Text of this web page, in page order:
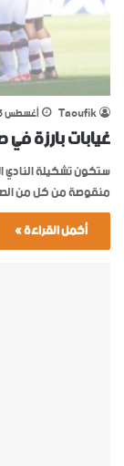
Taoufik أغسطس 25, 2025
غيابات بارزة
ستكون تشكيلة النادي
منقوصة من كل من
أكمل القراءة »